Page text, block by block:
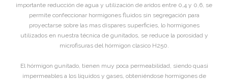
importante reducción de agua y utilización de aridos entre 0,4 y 0,6, se
permite confeccionar hormigones fluidos sin segregación para
proyectarse sobre las mas dispares superficies, lo hormigones
utilizados en nuestra técnica de gunitados, se reduce la porosidad y
microfisuras del hórmigon clasico H250.
El hórmigon gunitado, tienen muy poca permeabilidad, siendo quasi
impermeables a los líquidos y gases, obteniéndose hormigones de